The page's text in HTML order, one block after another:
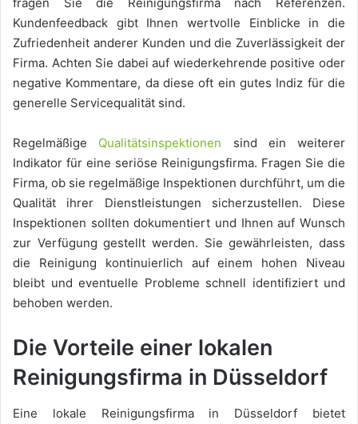
fragen Sie die Reinigungsfirma nach Referenzen.
Kundenfeedback gibt Ihnen wertvolle Einblicke in die
Zufriedenheit anderer Kunden und die Zuverlässigkeit der
Firma. Achten Sie dabei auf wiederkehrende positive oder
negative Kommentare, da diese oft ein gutes Indiz für die
generelle Servicequalität sind.
Regelmäßige Qualitätsinspektionen sind ein weiterer
Indikator für eine seriöse Reinigungsfirma. Fragen Sie die
Firma, ob sie regelmäßige Inspektionen durchführt, um die
Qualität ihrer Dienstleistungen sicherzustellen. Diese
Inspektionen sollten dokumentiert und Ihnen auf Wunsch
zur Verfügung gestellt werden. Sie gewährleisten, dass
die Reinigung kontinuierlich auf einem hohen Niveau
bleibt und eventuelle Probleme schnell identifiziert und
behoben werden.
Die Vorteile einer lokalen
Reinigungsfirma in Düsseldorf
Eine lokale Reinigungsfirma in Düsseldorf bietet